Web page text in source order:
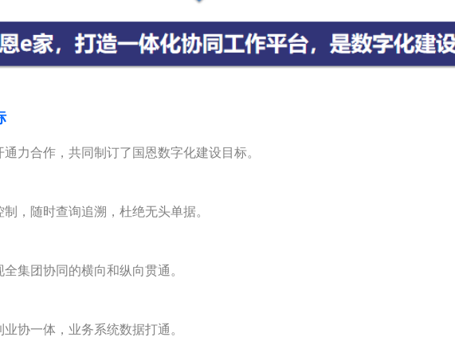
力合作，共同制订了国恩数字化建设目标。
，随时查询追溯，杜绝无头单据。
集团协同的横向和纵向贯通。
协一体，业务系统数据打通。